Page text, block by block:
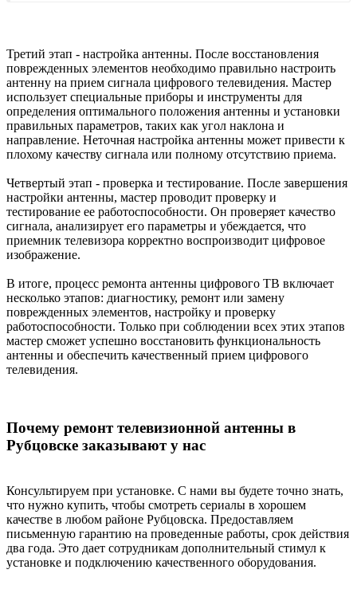
Третий этап - настройка антенны. После восстановления
поврежденных элементов необходимо правильно настроить
антенну на прием сигнала цифрового телевидения. Мастер
использует специальные приборы и инструменты для
определения оптимального положения антенны и установки
правильных параметров, таких как угол наклона и
направление. Неточная настройка антенны может привести к
плохому качеству сигнала или полному отсутствию приема.
Четвертый этап - проверка и тестирование. После завершения
настройки антенны, мастер проводит проверку и
тестирование ее работоспособности. Он проверяет качество
сигнала, анализирует его параметры и убеждается, что
приемник телевизора корректно воспроизводит цифровое
изображение.
В итоге, процесс ремонта антенны цифрового ТВ включает
несколько этапов: диагностику, ремонт или замену
поврежденных элементов, настройку и проверку
работоспособности. Только при соблюдении всех этих этапов
мастер сможет успешно восстановить функциональность
антенны и обеспечить качественный прием цифрового
телевидения.
Почему ремонт телевизионной антенны в
Рубцовске заказывают у нас
Консультируем при установке. С нами вы будете точно знать,
что нужно купить, чтобы смотреть сериалы в хорошем
качестве в любом районе Рубцовска. Предоставляем
письменную гарантию на проведенные работы, срок действия
два года. Это дает сотрудникам дополнительный стимул к
установке и подключению качественного оборудования.